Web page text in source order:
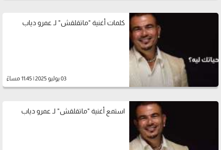
كلمات أغنية "ماتقلقش" لـ عمرو دياب
03 يوليو 2025 | 11:45 مساءً
استمع أغنية "ماتقلقش" لـ عمرو دياب